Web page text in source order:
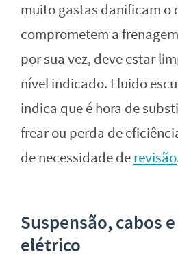
muito gastas danificam o
comprometem a
por sua vez, deve estar
nível indicado. Fluido
indica que é hora de
frear ou perda de
de necessidade derevisão
Suspensão, cabos
elétrico